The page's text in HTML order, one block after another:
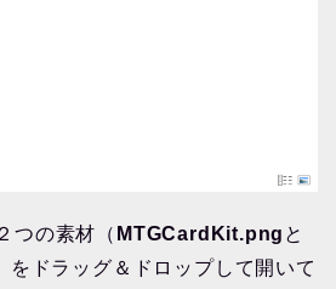
つの素材（ MTGCardKit.png と
をドラッグ＆ドロップして開いて